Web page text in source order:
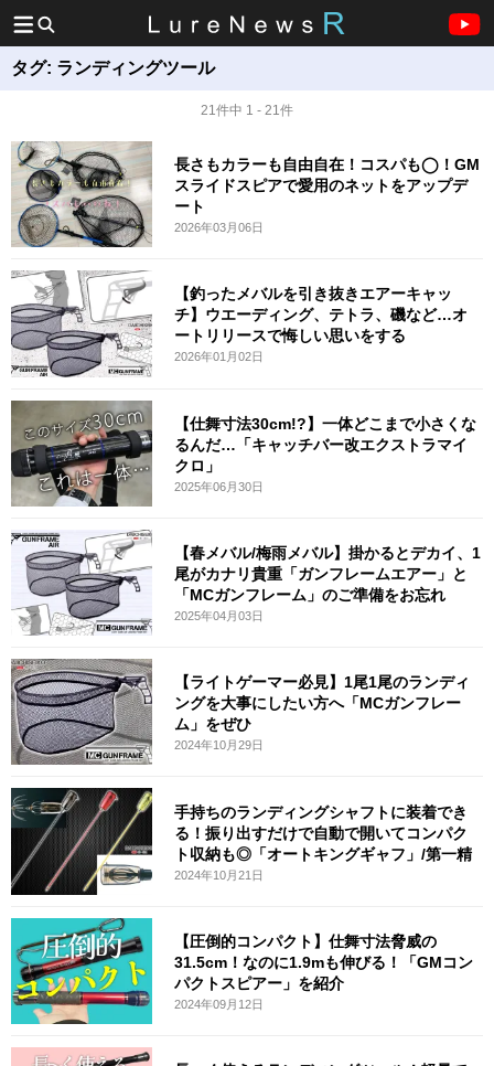
タグ: ランディングツール
21件中 1 - 21件
長さもカラーも自由自在！コスパも◯！GM
スライドスピアで愛用のネットをアップデ
ート
2026年03月06日
【釣ったメバルを引き抜きエアーキャッ
チ】ウエーディング、テトラ、磯など…オ
ートリリースで悔しい思いをする
2026年01月02日
【仕舞寸法30cm!?】一体どこまで小さくな
るんだ…「キャッチバー改エクストラマイ
クロ」
2025年06月30日
【春メバル/梅雨メバル】掛かるとデカイ、1
尾がカナリ貴重「ガンフレームエアー」と
「MCガンフレーム」のご準備をお忘れ
2025年04月03日
【ライトゲーマー必見】1尾1尾のランディ
ングを大事にしたい方へ「MCガンフレー
ム」をぜひ
2024年10月29日
手持ちのランディングシャフトに装着でき
る！振り出すだけで自動で開いてコンパク
ト収納も◎「オートキングギャフ」/第一精
2024年10月21日
【圧倒的コンパクト】仕舞寸法脅威の
31.5cm！なのに1.9mも伸びる！「GMコン
パクトスピアー」を紹介
2024年09月12日